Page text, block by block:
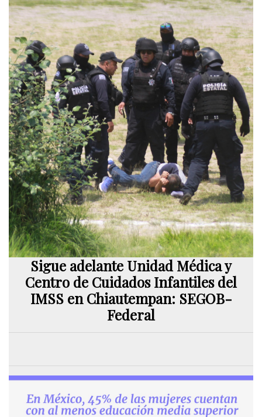
Sigue adelante Unidad Médica y
Centro de Cuidados Infantiles del
IMSS en Chiautempan: SEGOB-
Federal